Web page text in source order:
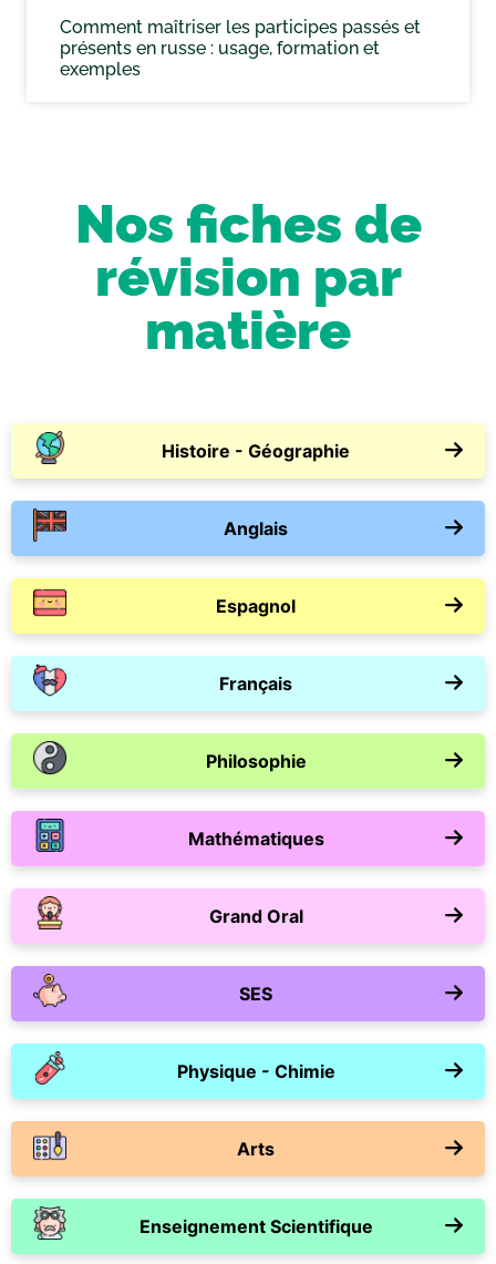
Comment maîtriser les participes passés et
présents en russe : usage, formation et
exemples
Nos fiches de
révision par
matière
Histoire - Géographie
Anglais
Espagnol
Français
Philosophie
Mathématiques
Grand Oral
SES
Physique - Chimie
Arts
Enseignement Scientifique